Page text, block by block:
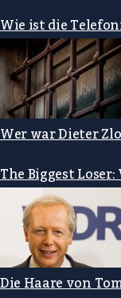
Wie ist die
Wer war Dieter
The Biggest
Die Haare von